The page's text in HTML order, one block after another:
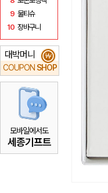
9 물티슈
10 장바구니
대박머니
COUPON SHOP
₩
모바일에서도
세종기프트